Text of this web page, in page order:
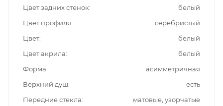
Цвет задних стенок
белый
Цвет профиля
серебристый
Цвет
белый
Цвет акрила
белый
Форма
асимметричная
Верхний душ
есть
Передние стекла
матовые, узорчатые